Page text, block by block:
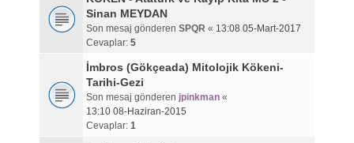
Sinan MEYDAN
Son mesaj gönderen SPQR « 13:08 05-Mart-2017
Cevaplar: 5
İmbros (Gökçeada) Mitolojik Kökeni-
Tarihi-Gezi
Son mesaj gönderen jpinkman«
13:10 08-Haziran-2015
Cevaplar: 1